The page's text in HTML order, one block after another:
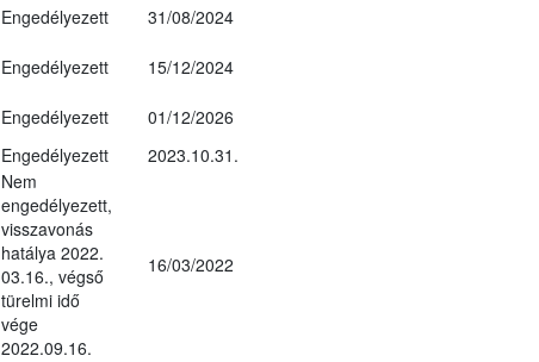
Engedélyezett 31/08/2024
Engedélyezett 15/12/2024
Engedélyezett
01/12/2026
Engedélyezett 2023.10.31.
Nem
engedélyezett,
visszavonás
hatálya 2022.
03.16., végső
türelmi idő
vége
2022.09.16.
16/03/2022